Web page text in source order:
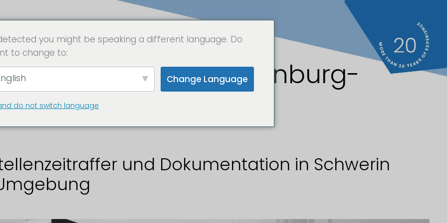
Mecklenburg-
und Dokumentation in Schwerin
you might be speaking a different language. Do
to change to:
Change Language
do not switch language